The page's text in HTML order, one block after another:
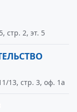
стр. 2, эт. 5
13, стр. 3, оф. 1а